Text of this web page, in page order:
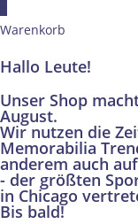
Warenkorb
Hallo Leute!
Unser Shop
August.
Wir nutzen die
Memorabilia
anderem auch
- der größten
in Chicago
Bis bald!